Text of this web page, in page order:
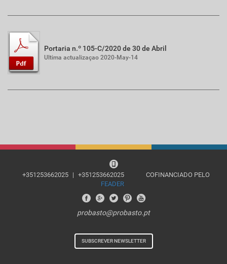
Portaria n.º 105-C/2020 de 30 de Abril
Ultima actualizaçao 2020-May-14
+351253662025 | +351253662025
COFINANCIADO PELO
FEADER
probasto@probasto.pt
SUBSCREVER NEWSLETTER